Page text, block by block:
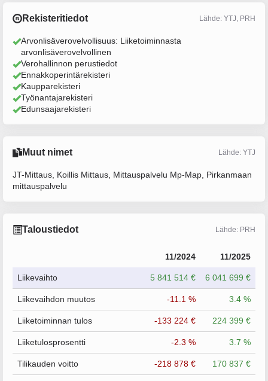
Rekisteritiedot Lähde: YTJ, PRH
Arvonlisäverovelvollisuus: Liiketoiminnasta
arvonlisäverovelvollinen
Verohallinnon perustiedot
Ennakkoperintärekisteri
Kaupparekisteri
Työnantajarekisteri
Edunsaajarekisteri
Muut nimet Lähde: YTJ
JT-Mittaus, Koillis Mittaus, Mittauspalvelu Mp-Map, Pirkanmaan
mittauspalvelu
Taloustiedot Lähde: PRH
11/2024 11/2025
Liikevaihto 5 841 514 € 6 041 699 €
Liikevaihdon muutos -11.1 % 3.4 %
Liiketoiminnan tulos -133 224 € 224 399 €
Liiketulosprosentti -2.3 % 3.7 %
Tilikauden voitto -218 878 € 170 837 €